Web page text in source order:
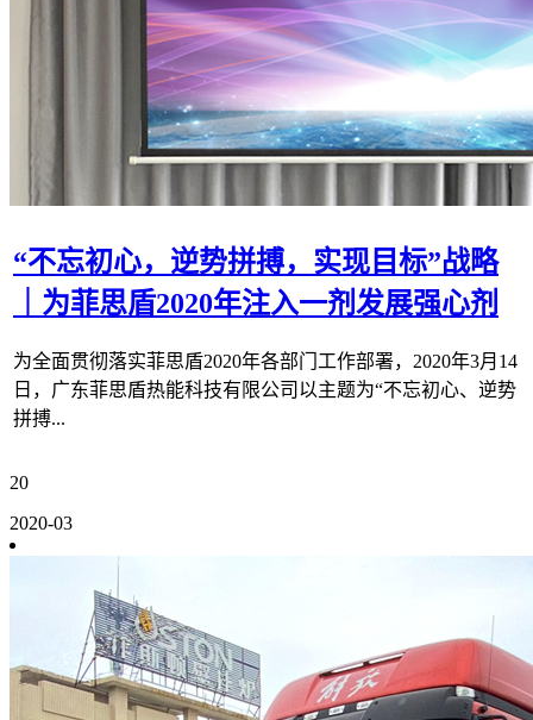
“不忘初心，逆势拼搏，实现目标”战略
｜为菲思盾2020年注入一剂发展强心剂
为全面贯彻落实菲思盾2020年各部门工作部署，2020年3月14
日，广东菲思盾热能科技有限公司以主题为“不忘初心、逆势
拼搏...
20
2020-03